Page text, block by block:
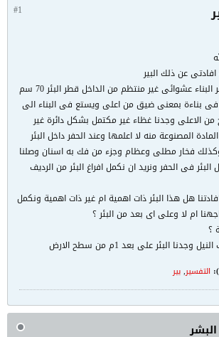
#1
افادتى عن ذلك البير
البئر مبنى بالطوب الاحمر البناء عشوائى غير منتظم من الداخل قطر البئر 70 سم
فى بناءة بمعنى ضيق من اعلى ويستع فى البناء الى
الاعلى وجدنا غظاء غير مكتمل بشكل دائرة غير
المصنوعة منه لا اعلمها وعند الحفر داخل البئر
فخار مطلى وعظام وجزء من فك به اسنان وصلنا
البئر فى الحفر ونريد ان نكمل افراغ البئر من الرديف
هل هذا البئر ذات اهمية ام غير ذات اهمية ونكمل
ام لا وعلى اى بعد من البئر ؟
؟
البئر على بعد 1م من سطح الارض
التفسير,بير